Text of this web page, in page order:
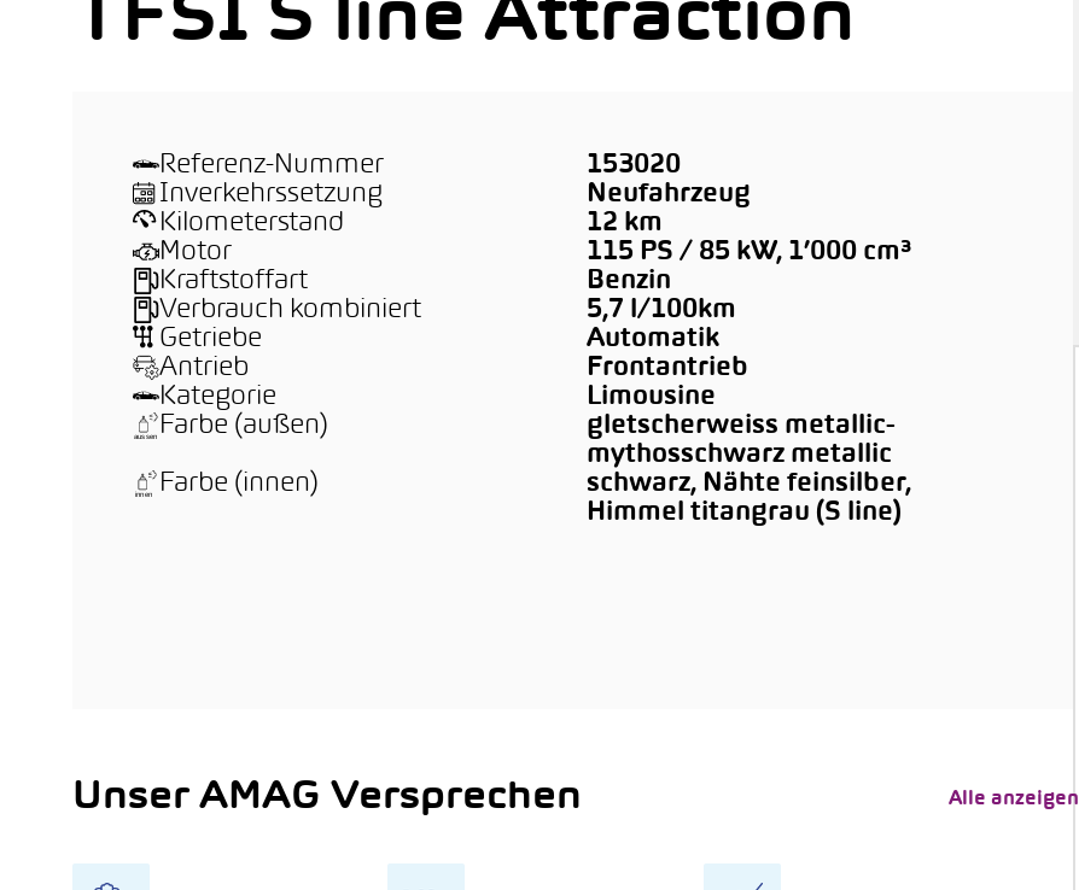
TFSI S line Attraction
Referenz-Nummer
153020
Inverkehrssetzung
Neufahrzeug
Kilometerstand
12 km
Motor
115 PS / 85 kW, 1’000 cm³
Kraftstoffart
Benzin
Verbrauch kombiniert
5,7 l/100km
Getriebe
Automatik
Antrieb
Frontantrieb
Kategorie
Limousine
Farbe (außen)
gletscherweiss metallic-
mythosschwarz metallic
Farbe (innen)
schwarz, Nähte feinsilber,
Himmel titangrau (S line)
Unser AMAG Versprechen Alle anzeigen